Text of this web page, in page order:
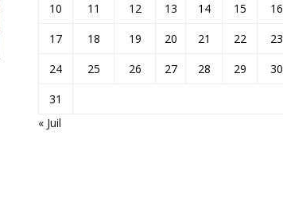
10
11 12 13 14 15
16
17
18 19 20 21 22
23
24
25 26 27 28 29
30
31
« Juil